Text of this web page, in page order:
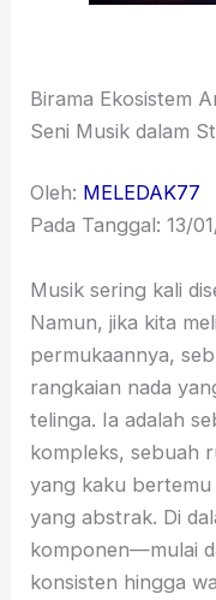
Birama Ekosistem
Seni Musik dalam
Oleh: MELEDAK77
Pada Tanggal: 13/
Musik sering kali
Namun, jika kita
permukaannya,
rangkaian nada
telinga. Ia adalah
kompleks, sebuah
yang kaku bertemu
yang abstrak. Di
komponen—mulai
konsisten hingga